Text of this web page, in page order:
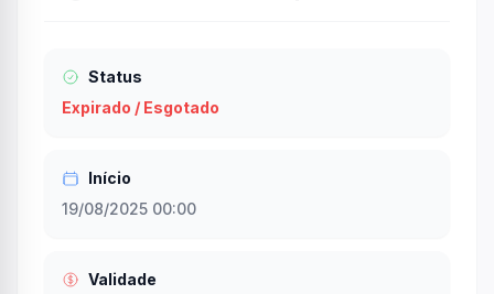
Status
Expirado / Esgotado
Início
19/08/2025 00:00
Validade